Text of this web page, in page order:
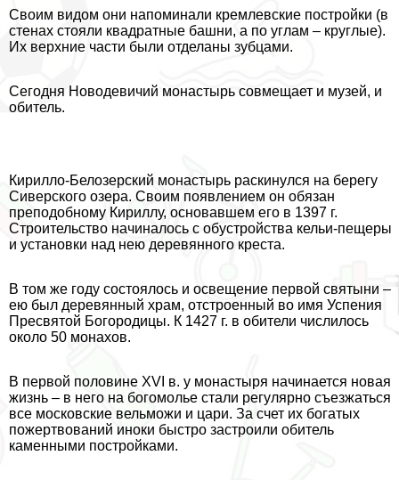
Своим видом они напоминали кремлевские постройки (в
стенах стояли квадратные башни, а по углам – круглые).
Их верхние части были отделаны зубцами.
Сегодня Новодевичий монастырь совмещает и музей, и
обитель.
Кирилло-Белозерский монастырь раскинулся на берегу
Сиверского озера. Своим появлением он обязан
преподобному Кириллу, основавшем его в 1397 г.
Строительство начиналось с обустройства кельи-пещеры
и установки над нею деревянного креста.
В том же году состоялось и освещение первой святыни –
ею был деревянный храм, отстроенный во имя Успения
Пресвятой Богородицы. К 1427 г. в обители числилось
около 50 монахов.
В первой половине XVI в. у монастыря начинается новая
жизнь – в него на богомолье стали регулярно съезжаться
все московские вельможи и цари. За счет их богатых
пожертвований иноки быстро застроили обитель
каменными постройками.